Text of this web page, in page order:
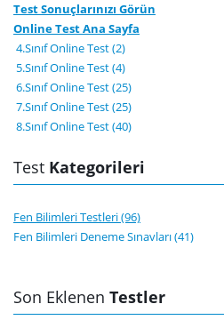
Test Sonuçlarınızı Görün
Online Test Ana Sayfa
4.Sınıf Online Test (2)
5.Sınıf Online Test (4)
6.Sınıf Online Test (25)
7.Sınıf Online Test (25)
8.Sınıf Online Test (40)
Test Kategorileri
Fen Bilimleri Testleri (96)
Fen Bilimleri Deneme Sınavları (41)
Son Eklenen Testler